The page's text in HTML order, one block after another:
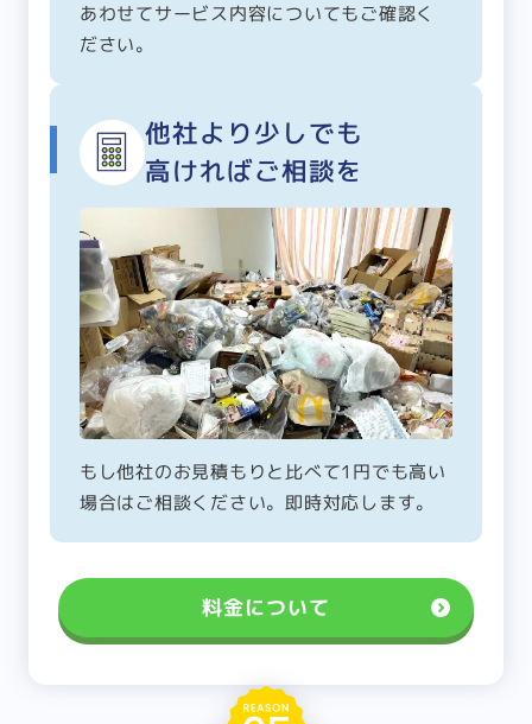
あわせてサービス内容についてもご確認く
ださい。
他社より少しでも
高ければご相談を
もし他社のお見積もりと比べて1円でも高い
場合はご相談ください。即時対応します。
料金について